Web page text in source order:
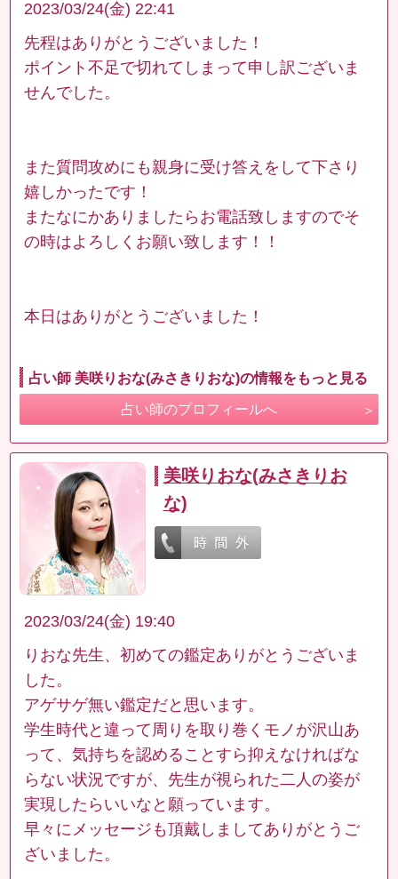
2023/03/24(金) 22:41
先程はありがとうございました！
ポイント不足で切れてしまって申し訳ございま
せんでした。
また質問攻めにも親身に受け答えをして下さり
嬉しかったです！
またなにかありましたらお電話致しますのでそ
の時はよろしくお願い致します！！
本日はありがとうございました！
占い師 美咲りおな(みさきりおな)の情報をもっと見る
占い師のプロフィールへ
美咲りおな(みさきりお
な)
2023/03/24(金) 19:40
りおな先生、初めての鑑定ありがとうございま
した。
アゲサゲ無い鑑定だと思います。
学生時代と違って周りを取り巻くモノが沢山あ
って、気持ちを認めることすら抑えなければな
らない状況ですが、先生が視られた二人の姿が
実現したらいいなと願っています。
早々にメッセージも頂戴しましてありがとうご
ざいました。